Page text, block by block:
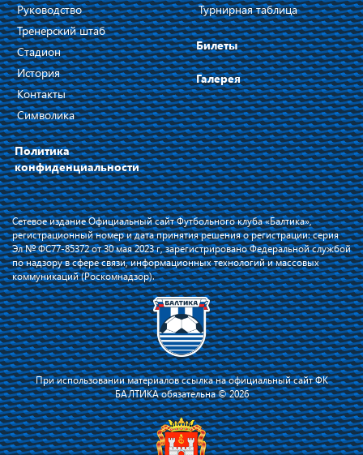
Руководство
Тренерский штаб
Стадион
История
Контакты
Символика
Политика
конфиденциальности
Турнирная таблица
Билеты
Галерея
Сетевое издание Официальный сайт Футбольного клуба «Балтика»,
регистрационный номер и дата принятия решения о регистрации: серия
Эл № ФС77-85372 от 30 мая 2023 г, зарегистрировано Федеральной службой
по надзору в сфере связи, информационных технологий и массовых
коммуникаций (Роскомнадзор).
При использовании материалов ссылка на официальный сайт ФК
БАЛТИКА обязательна © 2026